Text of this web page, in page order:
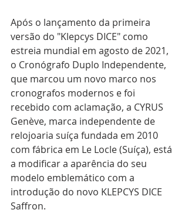
Após o lançamento da primeira
versão do "Klepcys DICE" como
estreia mundial em agosto de 2021,
o Cronógrafo Duplo Independente,
que marcou um novo marco nos
cronografos modernos e foi
recebido com aclamação, a CYRUS
Genève, marca independente de
relojoaria suíça fundada em 2010
com fábrica em Le Locle (Suíça), está
a modificar a aparência do seu
modelo emblemático com a
introdução do novo KLEPCYS DICE
Saffron.